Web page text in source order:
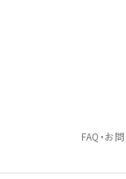
FAQ・お